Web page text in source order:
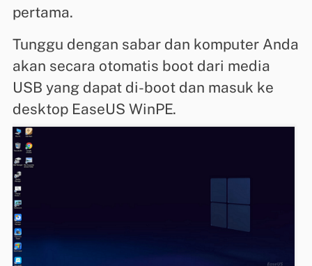
pertama.
Tunggu dengan sabar dan komputer Anda
akan secara otomatis boot dari media
USB yang dapat di-boot dan masuk ke
desktop EaseUS WinPE.